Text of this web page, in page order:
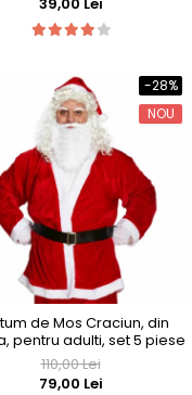
-28%
NOU
de Mos Craciun, din
pentru adulti, set 5 piese
110,00 Lei
79,00 Lei